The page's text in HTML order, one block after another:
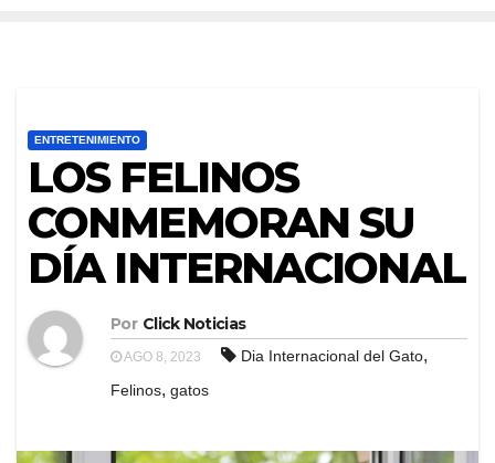
ENTRETENIMIENTO
LOS FELINOS
CONMEMORAN SU
DÍA INTERNACIONAL
Por Click Noticias
AGO 8, 2023 Dia Internacional del Gato,
Felinos, gatos